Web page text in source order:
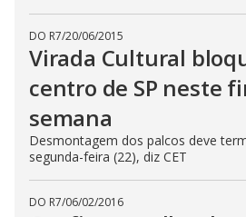
DO R7/20/06/2015
Virada Cultural
centro de SP neste
semana
Desmontagem dos palcos deve
segunda-feira (22), diz CET
DO R7/06/02/2016